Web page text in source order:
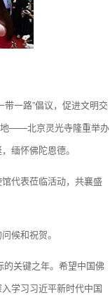
一路”倡议，促进文明交
地——北京灵光寺隆重举办
缅怀佛陀恩德。
代表莅临活动，共襄盛
候和祝贺。
关键之年。希望中国佛
学习习近平新时代中国